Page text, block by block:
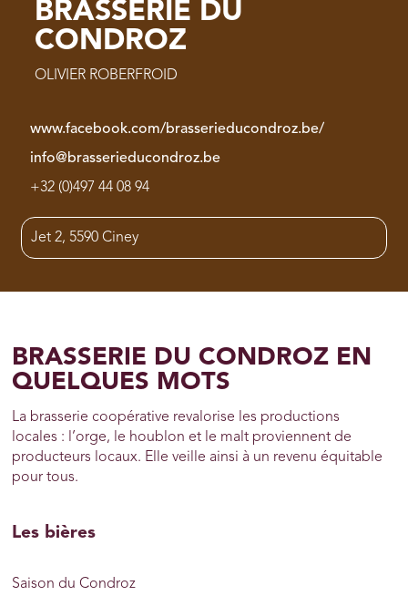
BRASSERIE DU
CONDROZ
OLIVIER ROBERFROID
www.facebook.com/brasserieducondroz.be/
info@brasserieducondroz.be
+32 (0)497 44 08 94
Jet 2, 5590 Ciney
BRASSERIE DU CONDROZ EN
QUELQUES MOTS
La brasserie coopérative revalorise les productions
locales : l’orge, le houblon et le malt proviennent de
producteurs locaux. Elle veille ainsi à un revenu équitable
pour tous.
Les bières
Saison du Condroz